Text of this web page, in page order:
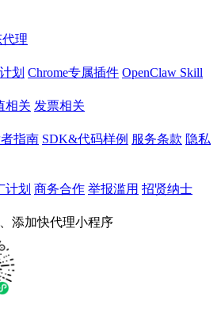
理
划 Chrome专属插件 OpenClaw Skill
相关 发票相关
指南 SDK&代码样例 服务条款 隐私
计划 商务合作 举报滥用 招贤纳士
添加快代理小程序